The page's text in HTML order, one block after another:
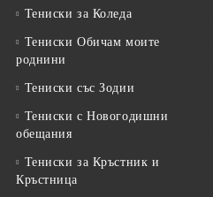
Тениски за Коледа
Тениски Обичам моите
роднини
Тениски със Зодии
Тениски с Новогодишни
обещания
Тениски за Кръстник и
Кръстница